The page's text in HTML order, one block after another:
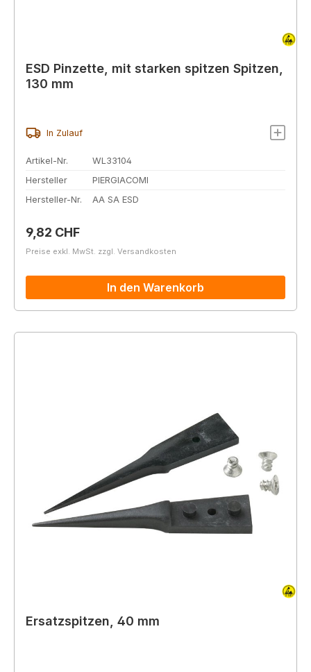
ESD Pinzette, mit starken spitzen Spitzen,
130 mm
In Zulauf
Artikel-Nr.
WL33104
Hersteller
PIERGIACOMI
Hersteller-Nr.
AA SA ESD
Regulärer Preis:
9,82 CHF
Preise exkl. MwSt. zzgl. Versandkosten
In den Warenkorb
Ersatzspitzen, 40 mm